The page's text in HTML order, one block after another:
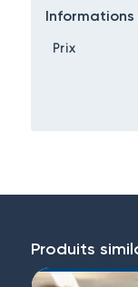
Prix
Produits